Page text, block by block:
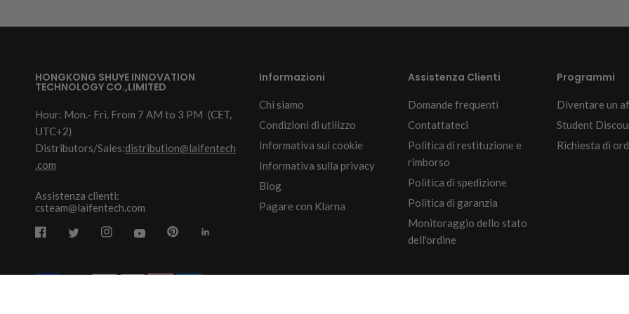
HONGKONG SHUYE INNOVATION
TECHNOLOGY CO.,LIMITED
Hour: Mon.- Fri. From 7 AM to 3 PM (CET,
UTC+2)
Distributors/Sales:distribution@laifentech
.com
Assistenza clienti:
csteam@laifentech.com
Informazioni
Chi siamo
Condizioni di utilizzo
Informativa sui cookie
Informativa sulla privacy
Blog
Pagare con Klarna
Assistenza Clienti
Domande frequenti
Contattateci
Politica di restituzione e
rimborso
Politica di spedizione
Politica di garanzia
Monitoraggio dello stato
dell'ordine
Programmi
Diventare un
Student
Richiesta di